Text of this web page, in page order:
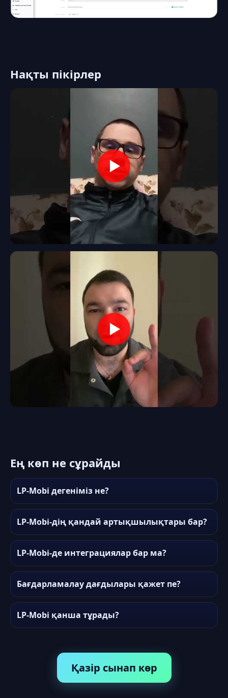
Нақты пікірлер
Ең көп не сұрайды
LP-Mobi дегеніміз не?
LP-Mobi-дің қандай артықшылықтары бар?
LP-Mobi-де интеграциялар бар ма?
Бағдарламалау дағдылары қажет пе?
LP-Mobi қанша тұрады?
Қазір сынап көр